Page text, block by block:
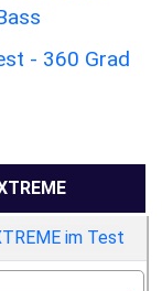
- 360 Grad